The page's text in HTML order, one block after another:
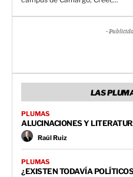
-
LAS
PLUMAS
ALUCINACIONES Y
Raúl Ruiz
PLUMAS
¿EXISTEN TODAVÍA